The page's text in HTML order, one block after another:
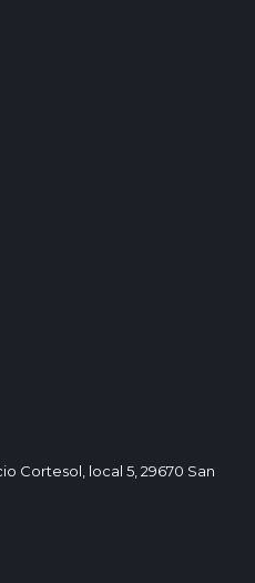
Cortesol, local 5, 29670 San